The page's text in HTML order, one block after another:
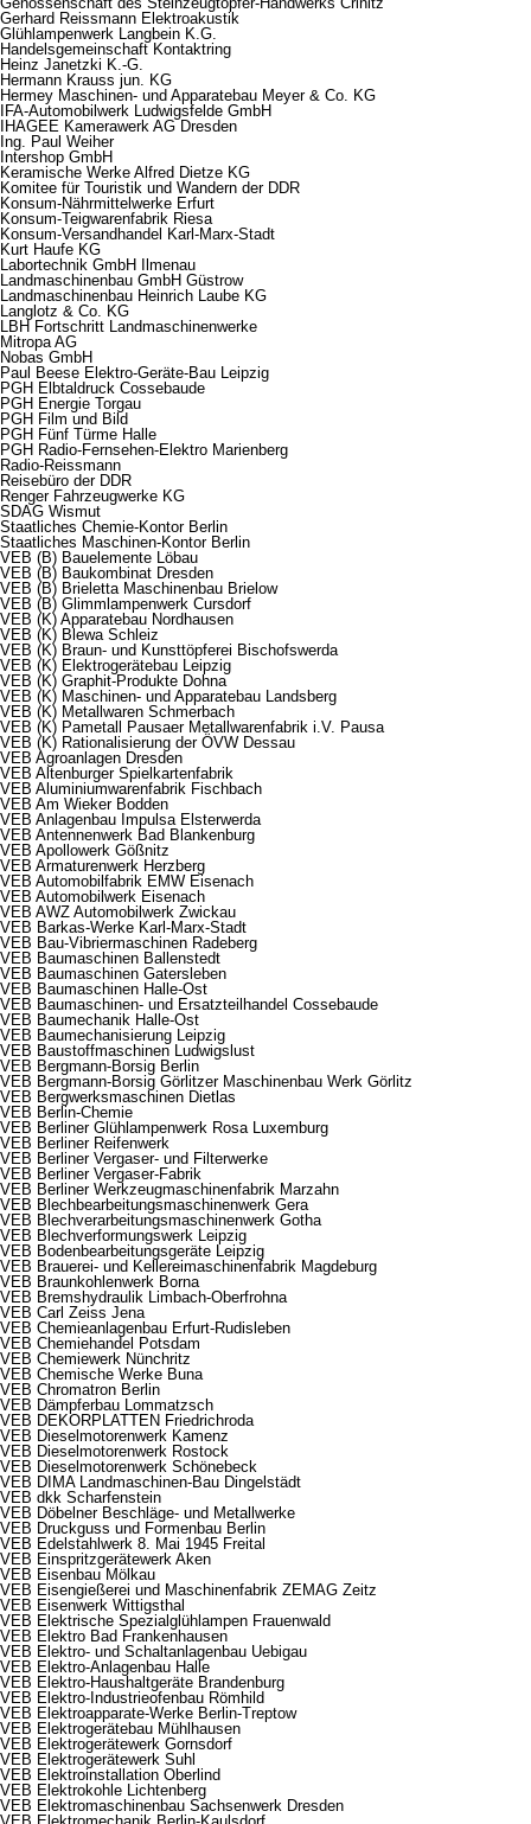
Gerhard Reissmann Elektroakustik
Glühlampenwerk Langbein K.G.
Handelsgemeinschaft Kontaktring
Heinz Janetzki K.-G.
Hermann Krauss jun. KG
Hermey Maschinen- und Apparatebau Meyer & Co. KG
IFA-Automobilwerk Ludwigsfelde GmbH
IHAGEE Kamerawerk AG Dresden
Ing. Paul Weiher
Intershop GmbH
Keramische Werke Alfred Dietze KG
Komitee für Touristik und Wandern der DDR
Konsum-Nährmittelwerke Erfurt
Konsum-Teigwarenfabrik Riesa
Konsum-Versandhandel Karl-Marx-Stadt
Kurt Haufe KG
Labortechnik GmbH Ilmenau
Landmaschinenbau GmbH Güstrow
Landmaschinenbau Heinrich Laube KG
Langlotz & Co. KG
LBH Fortschritt Landmaschinenwerke
Mitropa AG
Nobas GmbH
Paul Beese Elektro-Geräte-Bau Leipzig
PGH Elbtaldruck Cossebaude
PGH Energie Torgau
PGH Film und Bild
PGH Fünf Türme Halle
PGH Radio-Fernsehen-Elektro Marienberg
Radio-Reissmann
Reisebüro der DDR
Renger Fahrzeugwerke KG
SDAG Wismut
Staatliches Chemie-Kontor Berlin
Staatliches Maschinen-Kontor Berlin
VEB (B) Bauelemente Löbau
VEB (B) Baukombinat Dresden
VEB (B) Brieletta Maschinenbau Brielow
VEB (B) Glimmlampenwerk Cursdorf
VEB (K) Apparatebau Nordhausen
VEB (K) Blewa Schleiz
VEB (K) Braun- und Kunsttöpferei Bischofswerda
VEB (K) Elektrogerätebau Leipzig
VEB (K) Graphit-Produkte Dohna
VEB (K) Maschinen- und Apparatebau Landsberg
VEB (K) Metallwaren Schmerbach
VEB (K) Pametall Pausaer Metallwarenfabrik i.V. Pausa
VEB (K) Rationalisierung der ÖVW Dessau
VEB Agroanlagen Dresden
VEB Altenburger Spielkartenfabrik
VEB Aluminiumwarenfabrik Fischbach
VEB Am Wieker Bodden
VEB Anlagenbau Impulsa Elsterwerda
VEB Antennenwerk Bad Blankenburg
VEB Apollowerk Gößnitz
VEB Armaturenwerk Herzberg
VEB Automobilfabrik EMW Eisenach
VEB Automobilwerk Eisenach
VEB AWZ Automobilwerk Zwickau
VEB Barkas-Werke Karl-Marx-Stadt
VEB Bau-Vibriermaschinen Radeberg
VEB Baumaschinen Ballenstedt
VEB Baumaschinen Gatersleben
VEB Baumaschinen Halle-Ost
VEB Baumaschinen- und Ersatzteilhandel Cossebaude
VEB Baumechanik Halle-Ost
VEB Baumechanisierung Leipzig
VEB Baustoffmaschinen Ludwigslust
VEB Bergmann-Borsig Berlin
VEB Bergmann-Borsig Görlitzer Maschinenbau Werk Görlitz
VEB Bergwerksmaschinen Dietlas
VEB Berlin-Chemie
VEB Berliner Glühlampenwerk Rosa Luxemburg
VEB Berliner Reifenwerk
VEB Berliner Vergaser- und Filterwerke
VEB Berliner Vergaser-Fabrik
VEB Berliner Werkzeugmaschinenfabrik Marzahn
VEB Blechbearbeitungsmaschinenwerk Gera
VEB Blechverarbeitungsmaschinenwerk Gotha
VEB Blechverformungswerk Leipzig
VEB Bodenbearbeitungsgeräte Leipzig
VEB Brauerei- und Kellereimaschinenfabrik Magdeburg
VEB Braunkohlenwerk Borna
VEB Bremshydraulik Limbach-Oberfrohna
VEB Carl Zeiss Jena
VEB Chemieanlagenbau Erfurt-Rudisleben
VEB Chemiehandel Potsdam
VEB Chemiewerk Nünchritz
VEB Chemische Werke Buna
VEB Chromatron Berlin
VEB Dämpferbau Lommatzsch
VEB DEKORPLATTEN Friedrichroda
VEB Dieselmotorenwerk Kamenz
VEB Dieselmotorenwerk Rostock
VEB Dieselmotorenwerk Schönebeck
VEB DIMA Landmaschinen-Bau Dingelstädt
VEB dkk Scharfenstein
VEB Döbelner Beschläge- und Metallwerke
VEB Druckguss und Formenbau Berlin
VEB Edelstahlwerk 8. Mai 1945 Freital
VEB Einspritzgerätewerk Aken
VEB Eisenbau Mölkau
VEB Eisengießerei und Maschinenfabrik ZEMAG Zeitz
VEB Eisenwerk Wittigsthal
VEB Elektrische Spezialglühlampen Frauenwald
VEB Elektro Bad Frankenhausen
VEB Elektro- und Schaltanlagenbau Uebigau
VEB Elektro-Anlagenbau Halle
VEB Elektro-Haushaltgeräte Brandenburg
VEB Elektro-Industrieofenbau Römhild
VEB Elektroapparate-Werke Berlin-Treptow
VEB Elektrogerätebau Mühlhausen
VEB Elektrogerätewerk Gornsdorf
VEB Elektrogerätewerk Suhl
VEB Elektroinstallation Oberlind
VEB Elektrokohle Lichtenberg
VEB Elektromaschinenbau Sachsenwerk Dresden